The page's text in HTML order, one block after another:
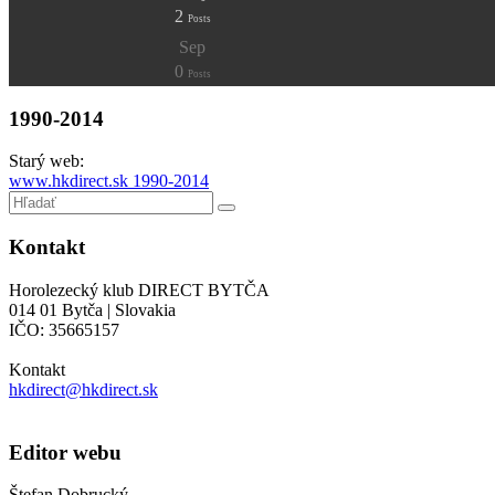
2 Posts
Sep
0
Posts
1990-2014
Starý web:
www.hkdirect.sk 1990-2014
Kontakt
Horolezecký klub DIRECT BYTČA
014 01 Bytča | Slovakia
IČO: 35665157
Kontakt
hkdirect@hkdirect.sk
Editor webu